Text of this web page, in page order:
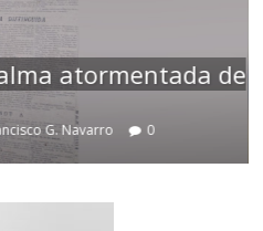
atormentada de
G. Navarro 0